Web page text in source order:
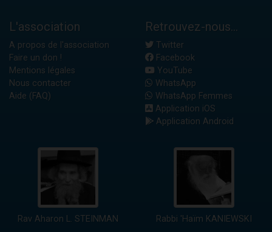
L'association
A propos de l'association
Faire un don !
Mentions légales
Nous contacter
Aide (FAQ)
Retrouvez-nous...
Twitter
Facebook
YouTube
WhatsApp
WhatsApp Femmes
Application iOS
Application Android
Rav Aharon L. STEINMAN Rabbi 'Haïm KANIEWSKI